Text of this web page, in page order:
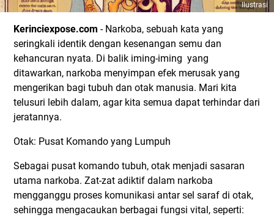
Ilustrasi
Kerinciexpose.com - Narkoba, sebuah kata yang
seringkali identik dengan kesenangan semu dan
kehancuran nyata. Di balik iming-iming yang
ditawarkan, narkoba menyimpan efek merusak yang
mengerikan bagi tubuh dan otak manusia. Mari kita
telusuri lebih dalam, agar kita semua dapat terhindar dari
jeratannya.
Otak: Pusat Komando yang Lumpuh
Sebagai pusat komando tubuh, otak menjadi sasaran
utama narkoba. Zat-zat adiktif dalam narkoba
mengganggu proses komunikasi antar sel saraf di otak,
sehingga mengacaukan berbagai fungsi vital, seperti: